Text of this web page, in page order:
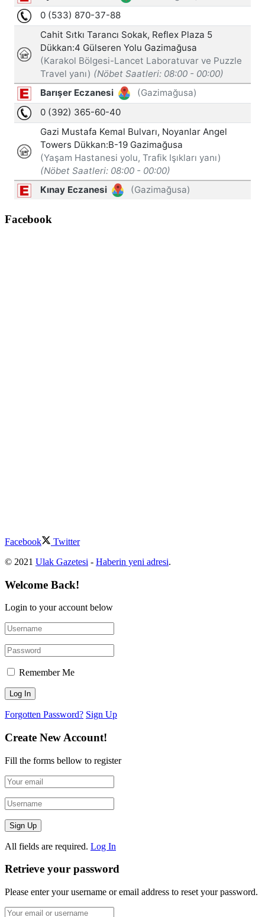
Facebook
Facebook
Twitter
© 2021 Ulak Gazetesi - Haberin yeni adresi.
Welcome Back!
Login to your account below
Remember Me
Forgotten Password? Sign Up
Create New Account!
Fill the forms bellow to register
All fields are required. Log In
Retrieve your password
Please enter your username or email address to reset your password.